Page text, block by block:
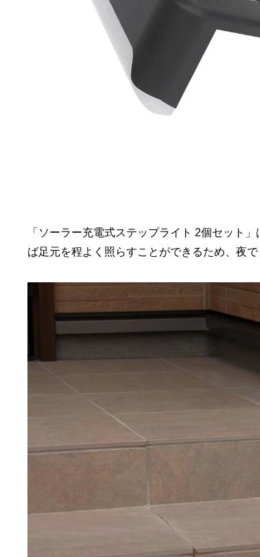
「ソーラー充電式ステップライト 2個セット
ば足元を程よく照らすことができるため、夜